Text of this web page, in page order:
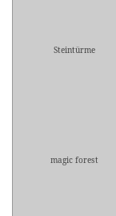
Steintürme
magic forest